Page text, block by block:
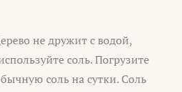
не дружит с водой,
соль. Погрузите
соль на сутки. Соль